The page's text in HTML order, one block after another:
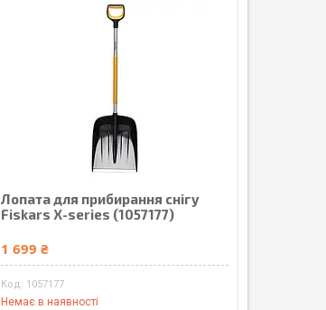
Лопата для прибирання снігу
Fiskars X-series (1057177)
1 699 ₴
1057177
Немає в наявності